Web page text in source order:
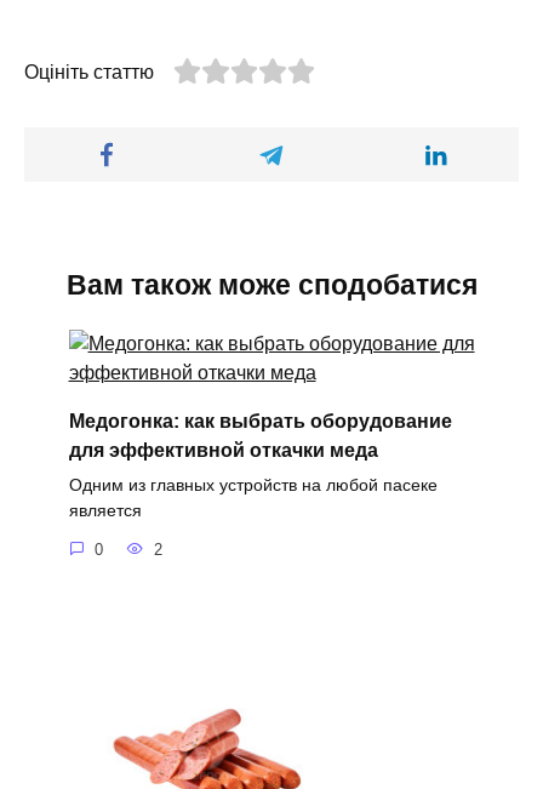
Оцініть статтю
Вам також може сподобатися
Медогонка: как выбрать оборудование
для эффективной откачки меда
Одним из главных устройств на любой пасеке
является
0 2